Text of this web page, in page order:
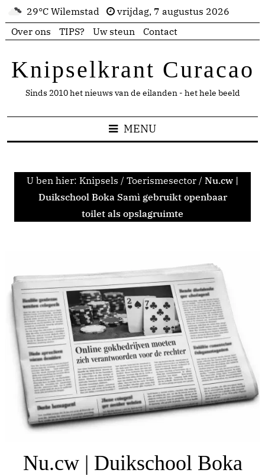
29°C Wilemstad
vrijdag, 7 augustus 2026
Over ons
TIPS? Uw steun Contact
Knipselkrant Curacao
Sinds 2010 het nieuws van de eilanden - het hele beeld
MENU
U ben hier: Knipsels / Toerismesector / Nu.cw |
Duikschool Boka Samì gebruikt openbaar
toilet als opslagruimte
Nu.cw | Duikschool Boka